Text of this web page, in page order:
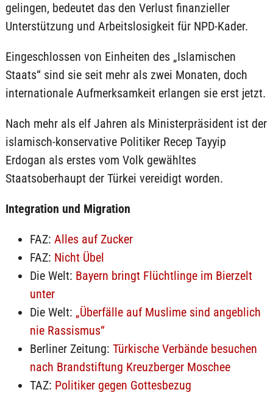
gelingen, bedeutet das den Verlust finanzieller
Unterstützung und Arbeitslosigkeit für NPD-Kader.
Eingeschlossen von Einheiten des „Islamischen
Staats“ sind sie seit mehr als zwei Monaten, doch
internationale Aufmerksamkeit erlangen sie erst jetzt.
Nach mehr als elf Jahren als Ministerpräsident ist der
islamisch-konservative Politiker Recep Tayyip
Erdogan als erstes vom Volk gewähltes
Staatsoberhaupt der Türkei vereidigt worden.
Integration und Migration
FAZ: Alles auf Zucker
FAZ: Nicht Übel
Die Welt: Bayern bringt Flüchtlinge im Bierzelt
unter
Die Welt: „Überfälle auf Muslime sind angeblich
nie Rassismus“
Berliner Zeitung: Türkische Verbände besuchen
nach Brandstiftung Kreuzberger Moschee
TAZ: Politiker gegen Gottesbezug